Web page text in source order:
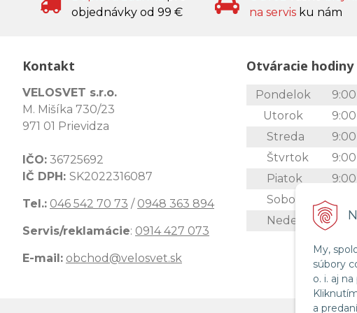
My,
súbory
o. i. aj
a
objednávky od 99 €
na servis ku nám
Kontakt
VELOSVET s.r.o.
M. Mišíka 730/23
971 01 Prievidza
IČO: 36725692
IČ DPH: SK2022316087
Tel.: 046 542 70 73 / 0948 363 894
Servis/reklamácie: 0914 427 073
E-mail: obchod@velosvet.sk
Otváracie hodiny
Pondelok
9:00
Utorok
9:00
Streda
9:00
Štvrtok
9:00
Piatok
9:00
Sobota
9:00
Nedeľa